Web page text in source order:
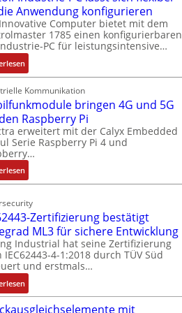
Anwendung konfigurieren
Computer bietet mit dem
1785 einen konfigurierbaren
PC für leistungsintensive…
:
1
9
-
Z
o
l
l
-
I
d
u
s
t
r
i
e
Kommunikation
bringen 4G und 5G
Raspberry Pi
erweitert mit der Calyx Embedded
Serie Raspberry Pi 4 und
:
M
b
i
l
f
u
n
k
Zertifizierung bestätigt
ML3 für sichere Entwicklung
Industrial hat seine Zertifizierung
IEC62443-4-1:2018 durch TÜV Süd
und erstmals…
:
I
E
mit